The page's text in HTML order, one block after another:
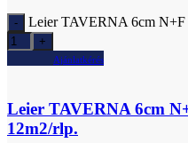
Leier TAVERNA 6cm N+F
Ajánlatkérés
Leier TAVERNA 6cm
12m2/rlp.